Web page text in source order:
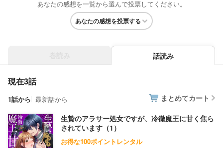
あなたの感想を一覧から選んで投票してください。
あなたの感想を投票する
話読み
現在3話
1話から 最新話から まとめてカート
生贄のアラサー処女ですが、冷徹魔王に甘く焦ら
されています（1）
お得な100ポイントレンタル